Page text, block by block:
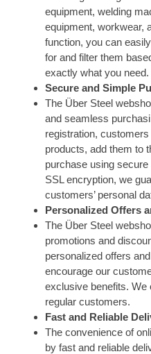
equipment, welding
equipment, workwear,
function, you can
for and filter them
exactly what you need.
Secure and Simple
The Über Steel
and seamless
registration,
products, add them to
purchase using
SSL encryption, we
customers’ personal
Personalized Offers
The Über Steel
promotions and
personalized offers
encourage our
exclusive benefits. We
regular customers.
Fast and Reliable
The convenience of
by fast and reliable